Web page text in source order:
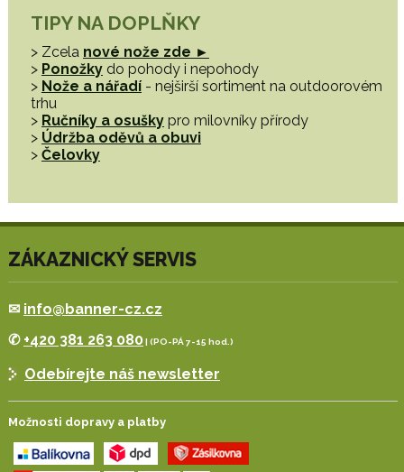
TIPY NA DOPLŇKY
> Zcela nové nože zde ►
> Ponožkydo pohody i nepohody
> Nože a nářadí- nejširší sortiment na outdoorovém
trhu
> Ručníky a osušky pro milovníky přírody
> Údržba oděvů a obuvi
> Čelovky
ZÁKAZNICKÝ SERVIS
✉ info@banner-cz.cz
✆ +420 381 263 080| (PO-PÁ 7-15 hod.)
Odebírejte náš newsletter
Možnosti dopravy a platby